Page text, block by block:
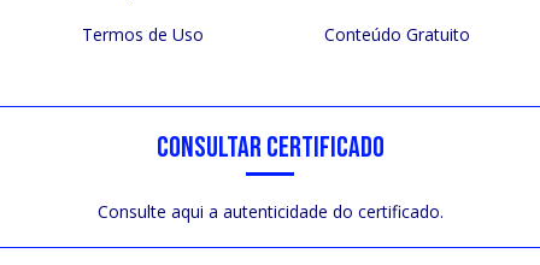
Termos de Uso Conteúdo Gratuito
CONSULTAR CERTIFICADO
Consulte aqui a autenticidade do certificado.